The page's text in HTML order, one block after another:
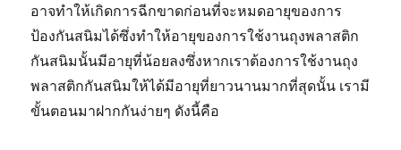
อาจทำให้เกิดการฉีกขาดก่อนที่จะหมดอายุของการ
ป้องกันสนิมได้ซึ่งทำให้อายุของการใช้งานถุงพลาสติก
กันสนิมนั้นมีอายุที่น้อยลงซึ่งหากเราต้องการใช้งานถุง
พลาสติกกันสนิมให้ได้มีอายุที่ยาวนานมากที่สุดนั้น เรามี
ขั้นตอนมาฝากกันง่ายๆ ดังนี้คือ